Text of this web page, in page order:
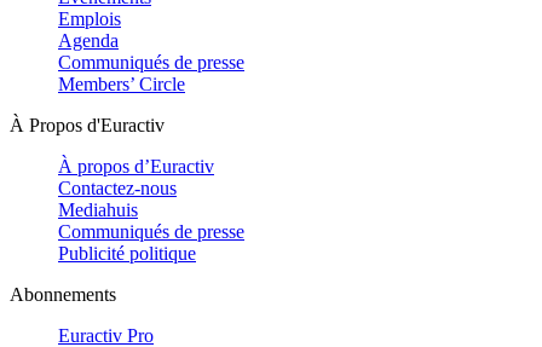
Emplois
Agenda
Communiqués de presse
Members’ Circle
À Propos d'Euractiv
À propos d’Euractiv
Contactez-nous
Mediahuis
Communiqués de presse
Publicité politique
Abonnements
Euractiv Pro